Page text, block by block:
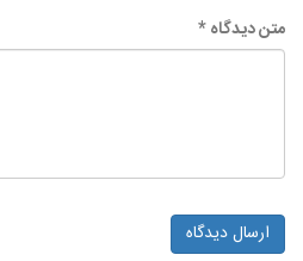
متن دیدگاه *
ارسال دیدگاه